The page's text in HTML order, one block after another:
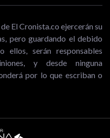
El Cronista.co ejercerán su
pero guardando el debido
ellos, serán responsables
y desde ninguna
por lo que escriban o